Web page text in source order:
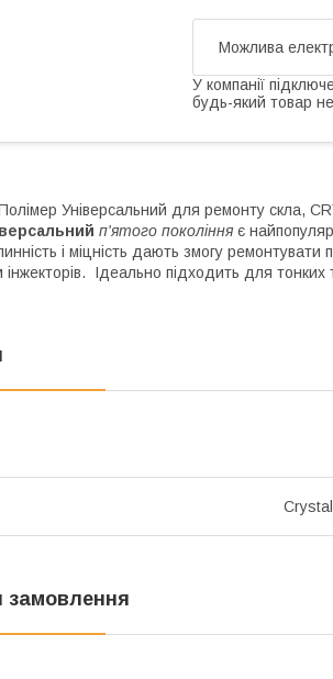
У компанії
будь-який товар
Універсальний для ремонту скла,
п'ятого покоління є
і міцність дають змогу
Ідеально підходить для тонких
Crystal
замовлення